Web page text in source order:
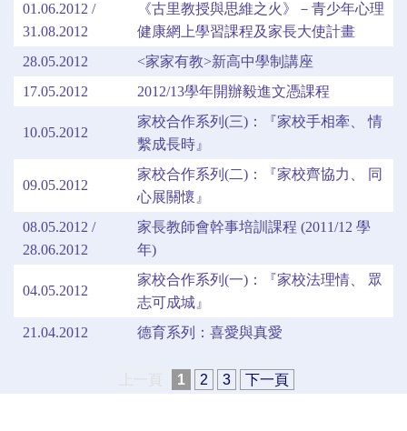
01.06.2012 /
31.08.2012
《古里教授與思維之火》－青少年心理
健康網上學習課程及家長大使計畫
28.05.2012
<家家有教>新高中學制講座
17.05.2012
2012/13學年開辦毅進文憑課程
10.05.2012
家校合作系列(三)：『家校手相牽、 情
繫成長時』
09.05.2012
家校合作系列(二)：『家校齊協力、 同
心展關懷』
08.05.2012 /
28.06.2012
家長教師會幹事培訓課程 (2011/12 學
年)
04.05.2012
家校合作系列(一)：『家校法理情、 眾
志可成城』
21.04.2012
德育系列：喜愛與真愛
上一頁 1 2 3 下一頁